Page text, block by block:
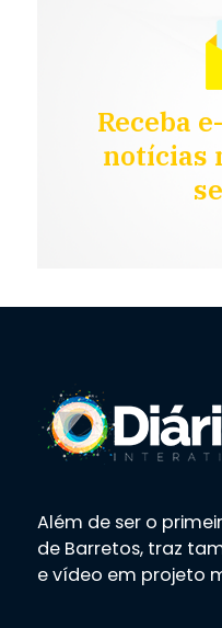
Receba
notícias
Além de ser o
de Barretos, traz
e vídeo em projeto